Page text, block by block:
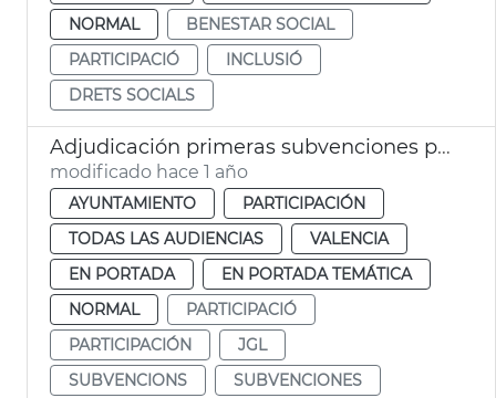
NORMAL
BENESTAR SOCIAL
PARTICIPACIÓ
INCLUSIÓ
DRETS SOCIALS
Adjudicación primeras subvenciones participación ciudadana
modificado hace 1 año
AYUNTAMIENTO
PARTICIPACIÓN
TODAS LAS AUDIENCIAS
VALENCIA
EN PORTADA
EN PORTADA TEMÁTICA
NORMAL
PARTICIPACIÓ
PARTICIPACIÓN
JGL
SUBVENCIONS
SUBVENCIONES